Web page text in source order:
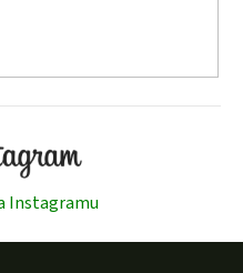
Instagramu